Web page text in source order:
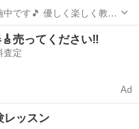
楽しく教え
です^ ^ 曜日や時間
ドラム レッスン
🎸売ってください‼️
査定
Ad
レッスン